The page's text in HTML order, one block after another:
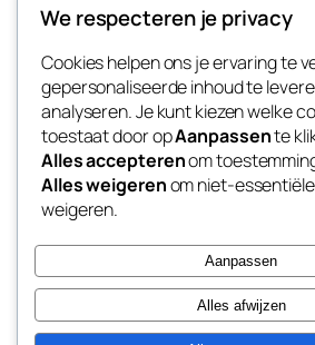
Taxi naar Weeze
Goedkope vliegveld transfer
Weeze
Blog
Over
FAQ's
Auteurs
Evenementen
Patronen
Thema’s
We respecteren je privacy
Cookies helpen ons je ervaring te
gepersonaliseerde inhoud te
analyseren. Je kunt kiezen welke
toestaat door opAanpassente
Alles accepterenom
Alles weigerenom niet-
weigeren.
Aanpassen
Alles afwijzen